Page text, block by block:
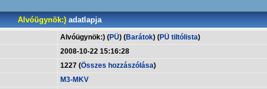
Alvóügynök:) adatlapja
Alvóügynök:) (PÜ) (Barátok) (PÜ tiltólista)
2008-10-22 15:16:28
1227 (Összes hozzászólása)
M3-MKV